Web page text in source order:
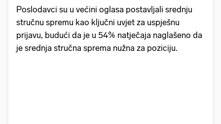
Poslodavci su u većini oglasa postavljali srednju
stručnu spremu kao ključni uvjet za uspješnu
prijavu, budući da je u 54% natječaja naglašeno da
je srednja stručna sprema nužna za poziciju.